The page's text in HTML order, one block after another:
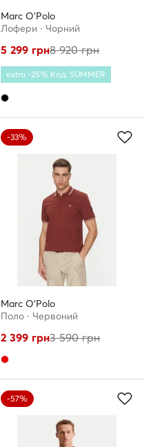
Marc O'Polo
Лофери · Чорний
5 299 грн8 920грн
extra -25% Код: SUMMER
-33%
Marc O'Polo
Поло · Червоний
2 399 грн3 590грн
-57%